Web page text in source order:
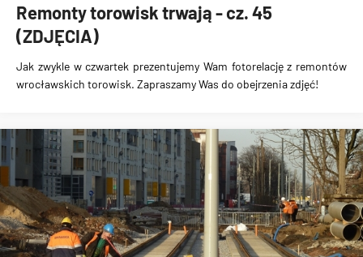
Remonty torowisk trwają - cz. 45
(ZDJĘCIA)
Jak zwykle w czwartek prezentujemy Wam fotorelację z remontów
wrocławskich torowisk. Zapraszamy Was do obejrzenia zdjęć!